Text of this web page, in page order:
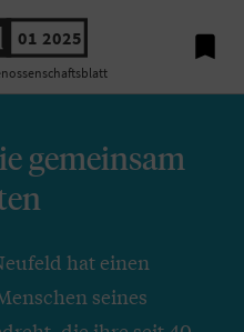
01 2025 
gemeinsam
hat einen
seines